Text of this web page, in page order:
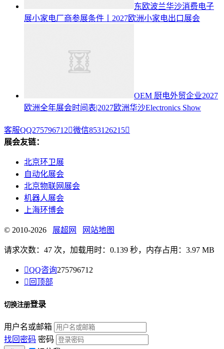
东欧波兰华沙消费电子
展小家电厂商参展条件丨2027欧洲小家电出口展会
OEM 厨电外贸企业2027
欧洲全年展会时间表|2027欧洲华沙Electronics Show
客服QQ275796712微信853126215
展会友链：
北京环卫展
自动化展会
北京物联网展会
机器人展会
上海环博会
© 2010-2026 展超网 网站地图
请求次数：47 次，加载用时：0.139 秒，内存占用：3.97 MB
QQ咨询275796712
 回顶部
切换注册登录
用户名或邮箱
找回密码 密码